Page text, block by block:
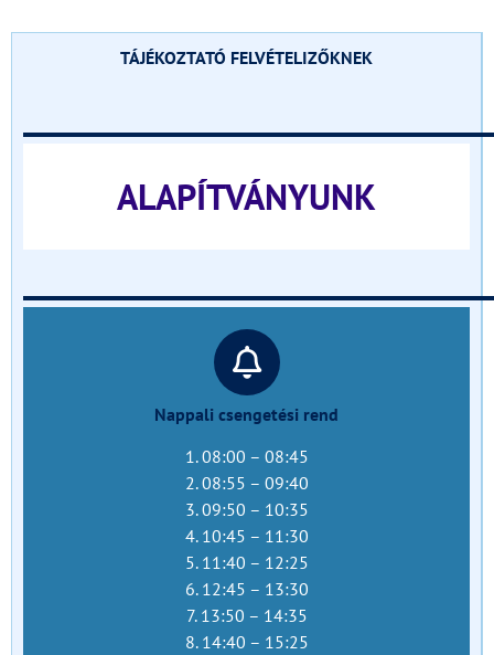
TÁJÉKOZTATÓ FELVÉTELIZŐKNEK
ALAPÍTVÁNYUNK
Nappali csengetési rend
1. 08:00 – 08:45
2. 08:55 – 09:40
3. 09:50 – 10:35
4. 10:45 – 11:30
5. 11:40 – 12:25
6. 12:45 – 13:30
7. 13:50 – 14:35
8. 14:40 – 15:25